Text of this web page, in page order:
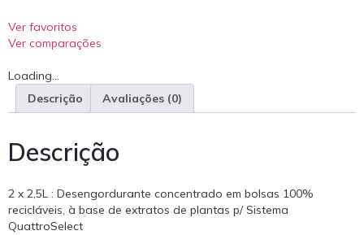
Ver favoritos
Ver comparações
Loading...
Descrição
Avaliações (0)
Descrição
2 x 2,5L : Desengordurante concentrado em bolsas 100%
recicláveis, à base de extratos de plantas p/ Sistema
QuattroSelect